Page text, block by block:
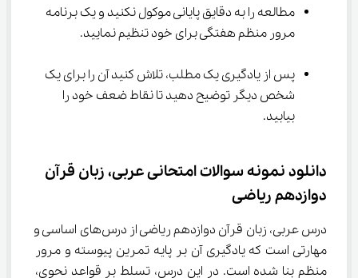
مطالعه را به دقایق پایانی موکول نکنید و یک برنامه
مرور منظم هفتگی برای خود تنظیم نمایید.
پس از یادگیری یک مطلب، تلاش کنید آن را برای یک
شخص دیگر توضیح دهید تا نقاط ضعف خود را
بیابید.
دانلود نمونه سوالات امتحانی عربی، زبان قرآن
دوازدهم ریاضی
درس عربی، زبان قرآن دوازدهم ریاضی از درس‌های اساسی و
مهارتی است که یادگیری آن بر پایه تمرین پیوسته و مرور
منظم بنا شده است. در این درس، تسلط بر قواعد نحوی،